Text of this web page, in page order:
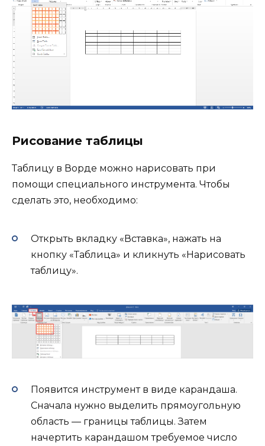
Рисование таблицы
Таблицу в Ворде можно нарисовать при
помощи специального инструмента. Чтобы
сделать это, необходимо:
Открыть вкладку «Вставка», нажать на
кнопку «Таблица» и кликнуть «Нарисовать
таблицу».
Появится инструмент в виде карандаша.
Сначала нужно выделить прямоугольную
область — границы таблицы. Затем
начертить карандашом требуемое число